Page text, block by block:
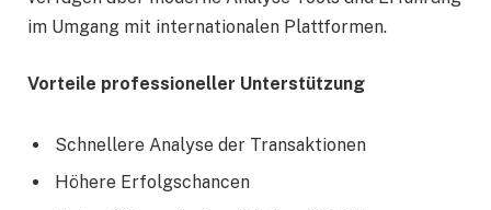
im Umgang mit internationalen Plattformen.
Vorteile professioneller Unterstützung
Schnellere Analyse der Transaktionen
Höhere Erfolgschancen